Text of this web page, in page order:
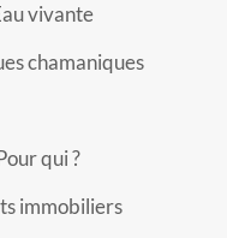
vivante
chamaniques
qui ?
immobiliers